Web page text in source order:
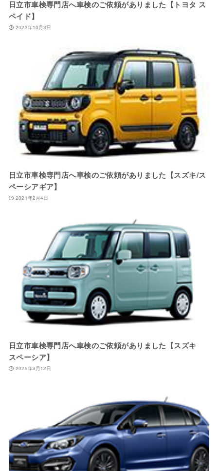
日立市車検専門店へ車検のご依頼がありました【トヨタ ス
ペイド】
2023年10月3日
日立市車検専門店へ車検のご依頼がありました【スズキ/ス
ペーシアギア】
2021年2月4日
日立市車検専門店へ車検のご依頼がありました【スズキ
スペーシア】
2025年3月12日